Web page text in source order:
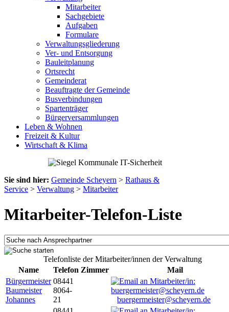
Mitarbeiter
Sachgebiete
Aufgaben
Formulare
Verwaltungsgliederung
Ver- und Entsorgung
Bauleitplanung
Ortsrecht
Gemeinderat
Beauftragte der Gemeinde
Busverbindungen
Spartenträger
Bürgerversammlungen
Leben & Wohnen
Freizeit & Kultur
Wirtschaft & Klima
Sie sind hier: Gemeinde Scheyern > Rathaus &
Service > Verwaltung > Mitarbeiter
Mitarbeiter-Telefon-Liste
Telefonliste der Mitarbeiter/innen der Verwaltung
Name
Telefon Zimmer
Mail
Bürgermeister
Baumeister
Johannes
08441
8064-
21
buergermeister@scheyern.de